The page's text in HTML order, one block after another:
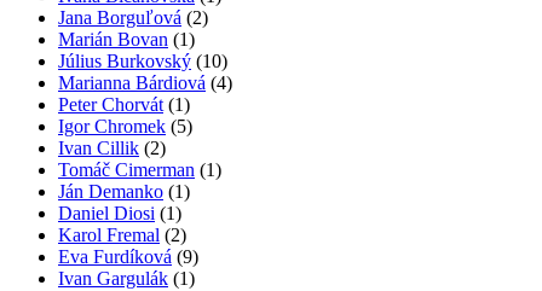
Jana Borguľová (2)
Marián Bovan (1)
Július Burkovský (10)
Marianna Bárdiová (4)
Peter Chorvát (1)
Igor Chromek (5)
Ivan Cillik (2)
Tomáč Cimerman (1)
Ján Demanko (1)
Daniel Diosi (1)
Karol Fremal (2)
Eva Furdíková (9)
Ivan Gargulák (1)